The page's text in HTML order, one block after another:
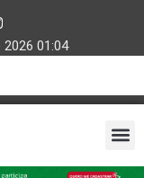
01:04